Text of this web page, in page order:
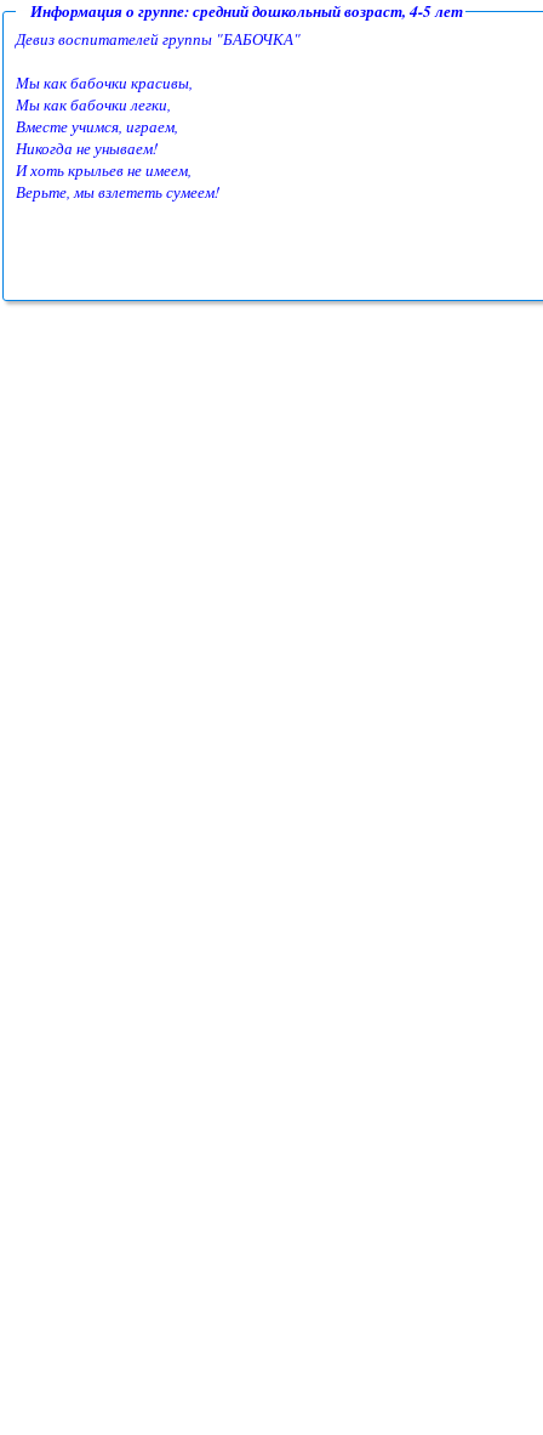
Информация о группе: средний дошкольный возраст, 4-5 лет
Девиз воспитателей группы "БАБОЧКА"
Мы как бабочки красивы,
Мы как бабочки легки,
Вместе учимся, играем,
Никогда не унываем!
И хоть крыльев не имеем,
Верьте, мы взлететь сумеем!